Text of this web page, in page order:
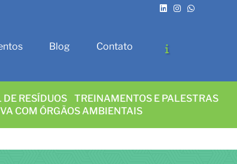
Blog Contato
RESÍDUOS
TREINAMENTOS E PALESTRAS
COM ÓRGÃOS AMBIENTAIS